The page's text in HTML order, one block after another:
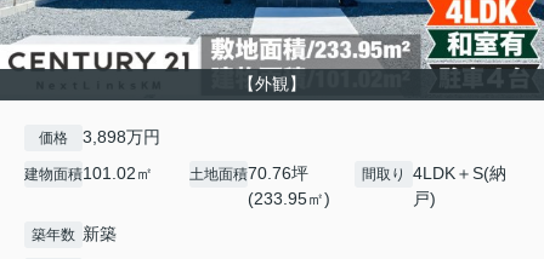
【外観】
価格 3,898万円
建物面積101.02㎡ 土地面積70.76坪
(233.95㎡)
間取り
4LDK＋S(納
戸)
築年数 新築